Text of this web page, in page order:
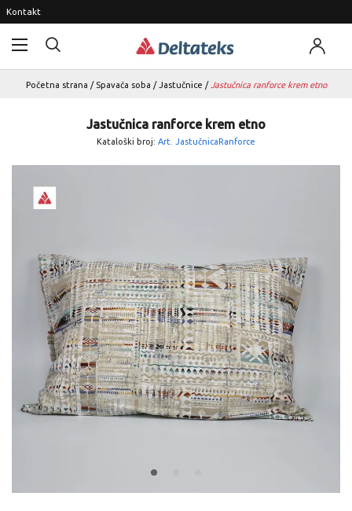
Kontakt
Početna strana / Spavaća soba / Jastučnice / Jastučnica ranforce krem etno
Jastučnica ranforce krem etno
Kataloški broj: Art. JastučnicaRanforce